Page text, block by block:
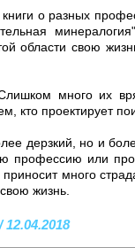
книги о разных
области свою
много их
кто проектирует
дерзкий, но и
профессию или
приносит много
жизнь.